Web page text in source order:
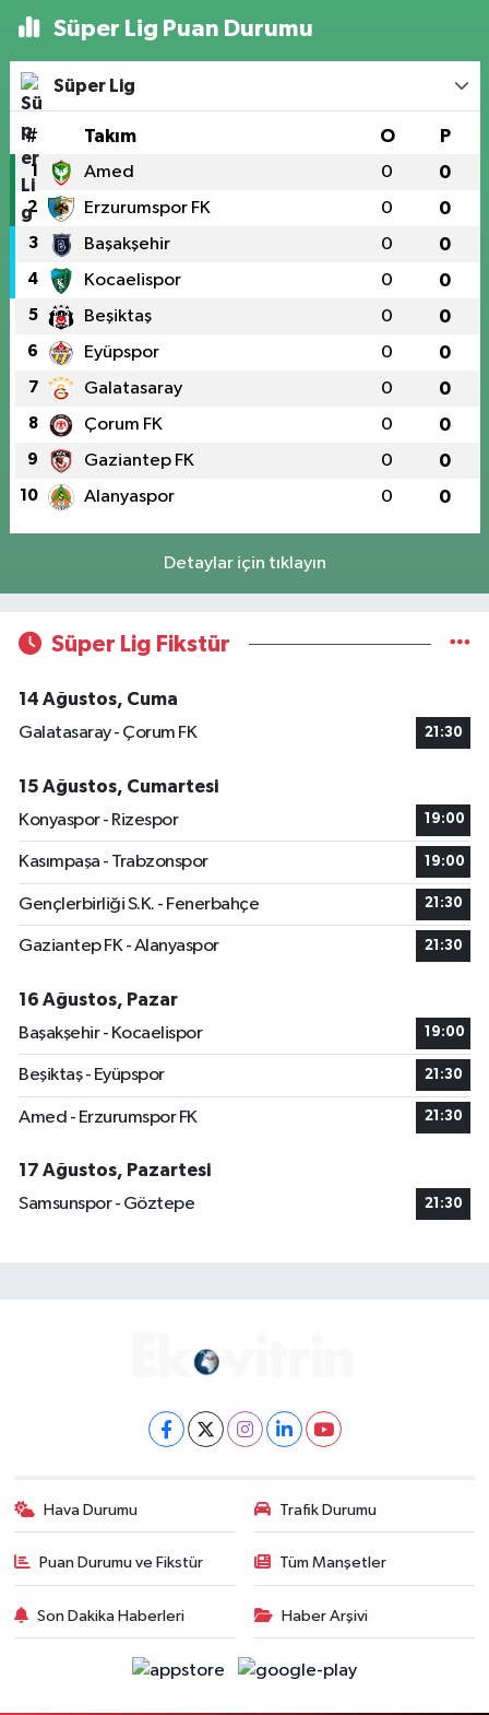
Süper Lig Puan Durumu
Süper Lig
# Takım O P
1 Amed 0 0
2 Erzurumspor FK 0 0
3 Başakşehir 0 0
4 Kocaelispor 0 0
5 Beşiktaş 0 0
6 Eyüpspor 0 0
7 Galatasaray 0 0
8 Çorum FK 0 0
9 Gaziantep FK 0 0
10 Alanyaspor 0 0
Detaylar için tıklayın
Süper Lig Fikstür
14 Ağustos, Cuma
Galatasaray - Çorum FK
21:30
15 Ağustos, Cumartesi
Konyaspor - Rizespor
19:00
Kasımpaşa - Trabzonspor 19:00
Gençlerbirliği S.K. - Fenerbahçe 21:30
Gaziantep FK - Alanyaspor 21:30
16 Ağustos, Pazar
Başakşehir - Kocaelispor
19:00
Beşiktaş - Eyüpspor 21:30
Amed - Erzurumspor FK 21:30
17 Ağustos, Pazartesi
Samsunspor - Göztepe
21:30
Hava Durumu Trafik Durumu
Puan Durumu ve Fikstür Tüm Manşetler
Son Dakika Haberleri Haber Arşivi